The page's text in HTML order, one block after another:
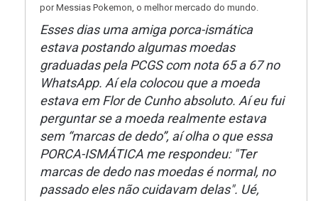
por Messias Pokemon, o melhor mercado do mundo.
Esses dias uma amiga porca-ismática
estava postando algumas moedas
graduadas pela PCGS com nota 65 a 67 no
WhatsApp. Aí ela colocou que a moeda
estava em Flor de Cunho absoluto. Aí eu fui
perguntar se a moeda realmente estava
sem “marcas de dedo”, aí olha o que essa
PORCA-ISMÁTICA me respondeu: "Ter
marcas de dedo nas moedas é normal, no
passado eles não cuidavam delas". Ué,